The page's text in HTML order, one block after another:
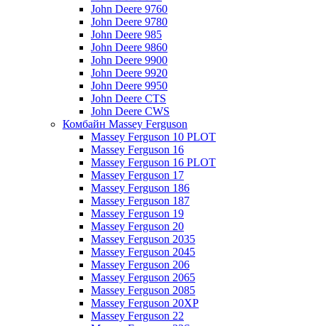
John Deere 9760
John Deere 9780
John Deere 985
John Deere 9860
John Deere 9900
John Deere 9920
John Deere 9950
John Deere CTS
John Deere CWS
Комбайн Massey Ferguson
Massey Ferguson 10 PLOT
Massey Ferguson 16
Massey Ferguson 16 PLOT
Massey Ferguson 17
Massey Ferguson 186
Massey Ferguson 187
Massey Ferguson 19
Massey Ferguson 20
Massey Ferguson 2035
Massey Ferguson 2045
Massey Ferguson 206
Massey Ferguson 2065
Massey Ferguson 2085
Massey Ferguson 20XP
Massey Ferguson 22